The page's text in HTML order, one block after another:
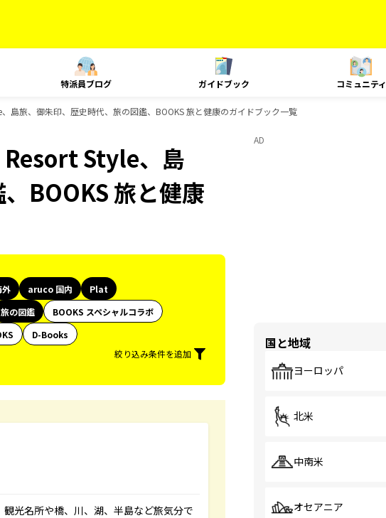
特派員ブログ ガイドブック コミュニティ
島旅、御朱印、歴史時代、旅の図鑑、BOOKS 旅と健康のガイドブック一覧
Style、島
BOOKS 旅と健康
aruco 国内
Plat
旅の図鑑
BOOKS スペシャルコラボ
D-Books
絞り込み条件を追加
光名所や橋、川、湖、半島など旅気分で
AD
国と地域
ヨーロッパ
北米
中南米
オセアニア